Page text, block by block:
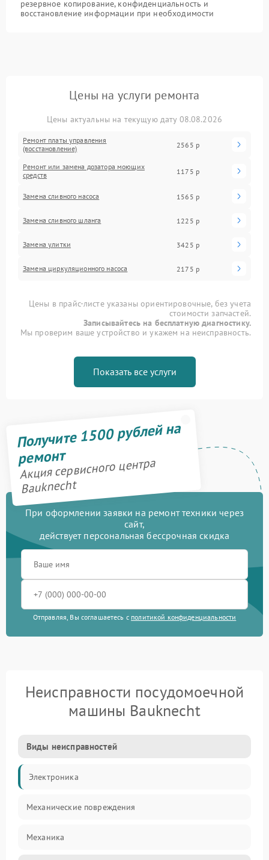
резервное копирование, конфиденциальность и
восстановление информации при необходимости
Цены на услуги ремонта
Цены актуальны на текущую дату 08.08.2026
Ремонт платы управления
(восстановление)
2565 р
Ремонт или замена дозатора моющих
средств
1175 р
Замена сливного насоса 1565 р
Замена сливного шланга 1225 р
Замена улитки 3425 р
Замена циркуляционного насоса 2175 р
Цены в прайс-листе указаны ориентировочные, без учета
стоимости запчастей.
Записывайтесь на бесплатную диагностику.
Мы проверим ваше устройство и укажем на неисправность.
Показать все услуги
Получите 1500 рублей на
ремонт
Акция сервисного центра
Bauknecht
При оформлении заявки на ремонт техники через
сайт,
действует персональная бессрочная скидка
Отправляя, Вы соглашаетесь с политикой конфиденциальности
Неисправности посудомоечной
машины Bauknecht
Виды неисправностей
Электроника
Механические повреждения
Механика